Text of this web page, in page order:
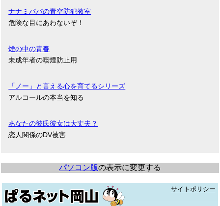
ナナミパパの青空防犯教室
危険な目にあわないぞ！
煙の中の青春
未成年者の喫煙防止用
「ノー」と言える心を育てるシリーズ
アルコールの本当を知る
あなたの彼氏彼女は大丈夫？
恋人関係のDV被害
パソコン版の表示に変更する
サイトポリシー